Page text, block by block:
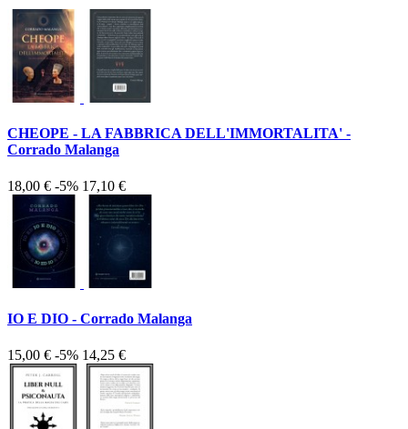
CHEOPE - LA FABBRICA DELL'IMMORTALITA' -
Corrado Malanga
18,00 € -5% 17,10 €
IO E DIO - Corrado Malanga
15,00 € -5% 14,25 €